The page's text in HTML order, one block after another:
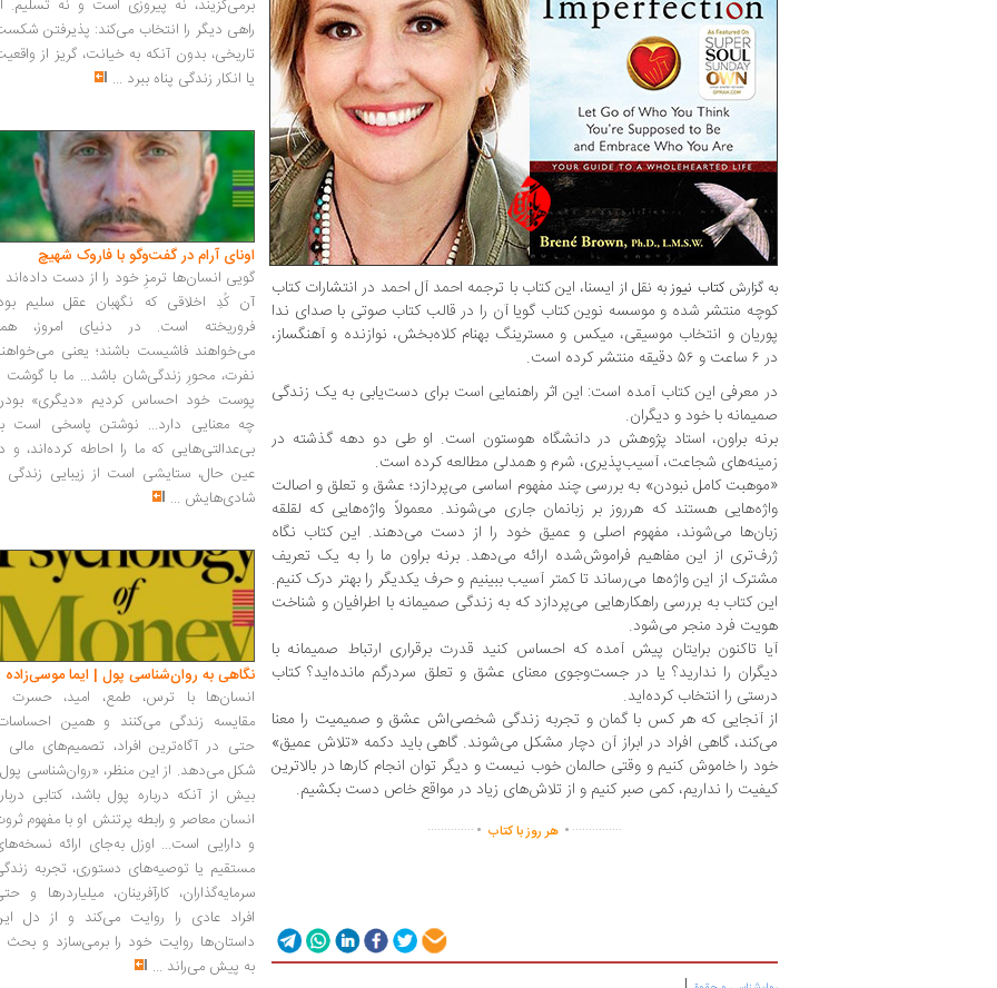
به گزارشکتاب نیوز به نقل ازایسنا، این کتاب با ترجمه احمد آل احمد در انتشارات کتاب
کوچه منتشر شده و موسسه نوین کتاب گویا آن را در قالب کتاب صوتی با صدای ندا
پوریان و انتخاب موسیقی، میکس و مسترینگ بهنام کلاه‌بخش، نوازنده و آهنگساز،
در ۶ ساعت و ۵۶ دقیقه منتشر کرده است.
در معرفی این کتاب آمده است: این اثر راهنمایی است برای دست‌یابی به یک زندگی
صمیمانه با خود و دیگران.
برنه براون، استاد پژوهش در دانشگاه هوستون است. او طی دو دهه گذشته در
زمینه‌های شجاعت، آسیب‌پذیری، شرم و همدلی مطالعه کرده است.
«موهبت کامل نبودن» به بررسی چند مفهوم اساسی می‌پردازد؛ عشق و تعلق و اصالت
واژه‌هایی هستند که هرروز بر زبانمان جاری می‌شوند. معمولاً واژه‌هایی که لقلقه‌
زبان‌ها می‌شوند، مفهوم اصلی و عمیق خود را از دست می‌دهند. این کتاب نگاه
ژرف‌تری از این مفاهیم فراموش‌شده ارائه می‌دهد. برنه براون ما را به یک تعریف
مشترک از این واژه‌ها می‌رساند تا کمتر آسیب ببینیم و حرف یکدیگر را بهتر درک کنیم.
این کتاب به بررسی راهکارهایی می‌پردازد که به زندگی صمیمانه با اطرافیان و شناخت
هویت فرد منجر می‌شود.
آیا تاکنون برایتان پیش آمده که احساس کنید قدرت برقراری ارتباط صمیمانه با
دیگران را ندارید؟ یا در جست‌وجوی معنای عشق و تعلق سردرگم مانده‌اید؟ کتاب
درستی را انتخاب کرده‌اید.
از آنجایی که هر کس با گمان و تجربه زندگی شخصی‌اش عشق و صمیمیت را معنا
می‌کند، گاهی افراد در ابراز آن دچار مشکل می‌شوند. گاهی باید دکمه «تلاش عمیق»
خود را خاموش کنیم و وقتی حالمان خوب نیست و دیگر توان انجام کارها در بالاترین
کیفیت را نداریم، کمی صبر کنیم و از تلاش‌های زیاد در مواقع خاص دست بکشیم.
...............
. هر روز با کتاب .
..............
برمی‌گزیند، نه پیروزی است و نه تسلیم.
راهی دیگر را انتخاب می‌کند: پذیرفتن
تاریخی، بدون آنکه به خیانت، گریز از
یا انکار زندگی پناه ببرد ...
اونای آرام در گفت‌وگو با فاروک شهیچ‭
گویی انسان‌ها ترمزِ خود را از دست داده‌اند
آن کُدِ اخلاقی که نگهبان عقل سلیم
فروریخته است. در دنیای امروز،
می‌خواهند فاشیست باشند؛ یعنی
نفرت، محورِ زندگی‌شان باشد... ما با گوشت
پوست خود احساس کردیم «دیگری»
چه معنایی دارد... نوشتن پاسخی است
بی‌عدالتی‌هایی که ما را احاطه کرده‌اند، و
عین حال، ستایشی است از زیبایی زندگی
شادی‌هایش ...
نگاهی به روان‌شناسی پول | ایما موسی‌زاده
انسان‌ها با ترس، طمع، امید، حسرت
مقایسه زندگی می‌کنند و همین
حتی در آگاه‌ترین افراد، تصمیم‌های مالی
شکل می‌دهد. از این منظر، «روان‌شناسی
بیش از آنکه درباره پول باشد، کتابی
انسان معاصر و رابطه پرتنش او با مفهوم
و دارایی است... اوزل به‌جای ارائه
مستقیم یا توصیه‌های دستوری، تجربه
سرمایه‌گذاران، کارآفرینان، میلیاردرها و
افراد عادی را روایت می‌کند و از دل
داستان‌ها روایت خود را برمی‌سازد و بحث
به پیش می‌راند ...